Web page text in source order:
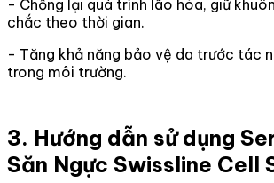
- Chống lại quá trình lão hóa, giữ
chắc theo thời gian.
- Tăng khả năng bảo vệ da trước tác
trong môi trường.
3. Hướng dẫn sử dụng
Săn Ngực Swissline Cell